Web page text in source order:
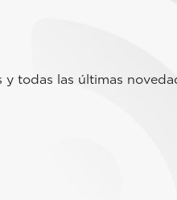
todas las últimas